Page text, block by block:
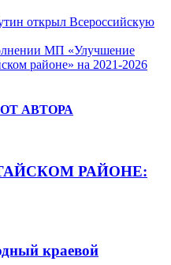
открыл Всероссийскую
МП «Улучшение
районе» на 2021-2026
АВТОРА
РАЙОНЕ:
краевой